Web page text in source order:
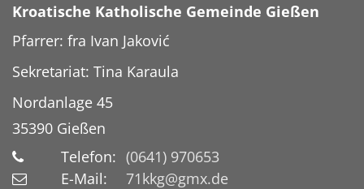
Kroatische Katholische Gemeinde Gießen
Pfarrer: fra Ivan Jaković
Sekretariat: Tina Karaula
Nordanlage 45
35390 Gießen
Telefon: (0641) 970653
E-Mail:
71kkg@gmx.de